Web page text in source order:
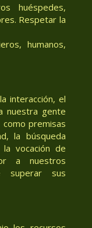
huéspedes,
Respetar la
humanos,
interacción, el
nuestra gente
premisas
la búsqueda
vocación de
a nuestros
superar sus